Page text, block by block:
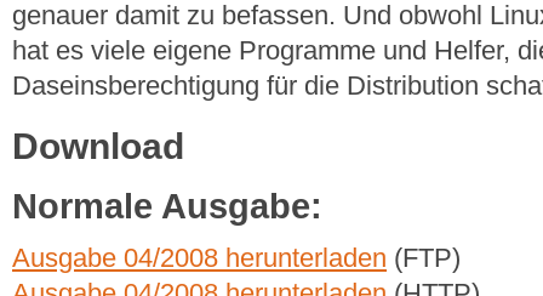
genauer damit zu befassen. Und obwohl
hat es viele eigene Programme und Helfer,
Daseinsberechtigung für die Distribution
Download
Normale Ausgabe:
Ausgabe 04/2008 herunterladen (FTP)